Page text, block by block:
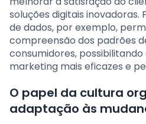
soluções digitais inovadoras.
de dados, por exemplo,
compreensão dos padrões
consumidores,
marketing mais eficazes e
O papel da cultura
adaptação às